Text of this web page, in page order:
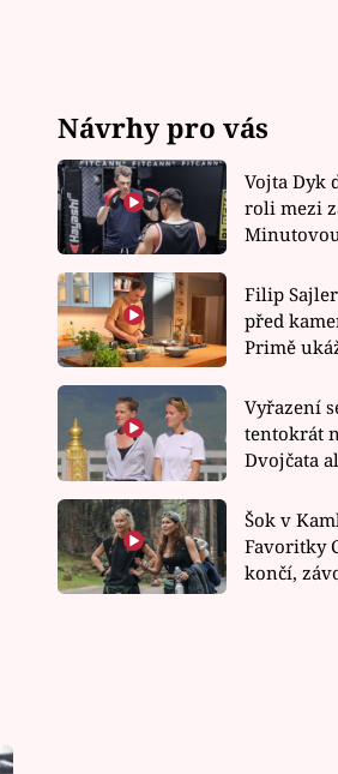
Návrhy pro vás
Vojta Dyk
roli mezi
Filip
před
Primě
rychlé
Vyřazení
tentokrát
Dvojčata
závodu
Šok v
Favoritky
končí,